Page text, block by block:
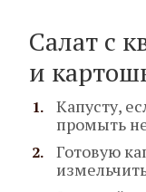
Салат с
и
Капусту,
промыть
Готовую